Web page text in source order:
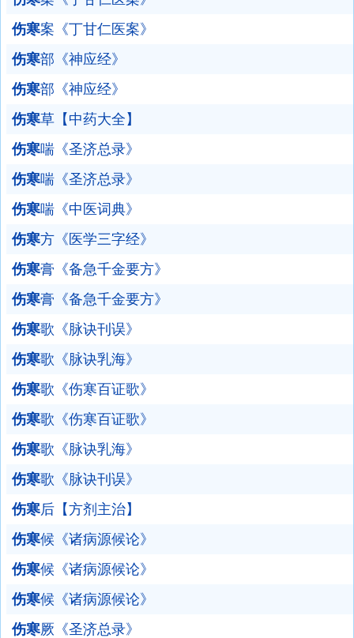
伤寒案《丁甘仁医案》
伤寒部《神应经》
伤寒部《神应经》
伤寒草【中药大全】
伤寒喘《圣济总录》
伤寒喘《圣济总录》
伤寒喘《中医词典》
伤寒方《医学三字经》
伤寒膏《备急千金要方》
伤寒膏《备急千金要方》
伤寒歌《脉诀刊误》
伤寒歌《脉诀乳海》
伤寒歌《伤寒百证歌》
伤寒歌《伤寒百证歌》
伤寒歌《脉诀乳海》
伤寒歌《脉诀刊误》
伤寒后【方剂主治】
伤寒候《诸病源候论》
伤寒候《诸病源候论》
伤寒候《诸病源候论》
伤寒厥《圣济总录》